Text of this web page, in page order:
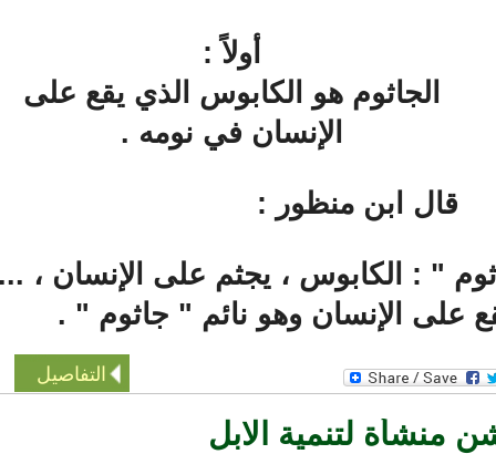
أولاً :
الجاثوم هو الكابوس الذي يقع على
الإنسان في نومه .
قال ابن منظور :
" : الكابوس ، يجثم على الإنسان ، ...
على الإنسان وهو نائم " جاثوم " .
التفاصيل
منشأة لتنمية الابل